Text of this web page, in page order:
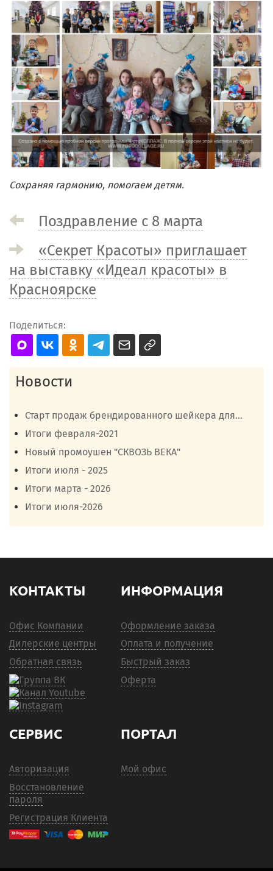
Сохраняя гармонию, помогаем детям.
Поздравление с 8 марта
«Секрет Красоты» приглашает
на выставку «Идеал красоты» в
Красноярске
Поделиться:
Новости
Старт продаж брендированного шейкера для...
Итоги февраля-2021
Новый промоушен "СКВОЗЬ ВЕКА"
Итоги июля - 2025
Итоги марта - 2026
Итоги июля-2026
КОНТАКТЫ
Офис Компании
Дилерские центры
Обратная связь
ИНФОРМАЦИЯ
Оформление заказа
Оплата и получение
Быстрый заказ
Оферта
СЕРВИС
Авторизация
Восстановление
пароля
Регистрация Клиента
ПОРТАЛ
Мой офис